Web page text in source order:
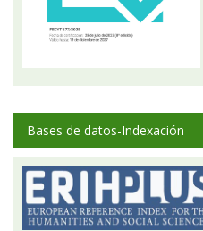
Bases de datos-Indexación